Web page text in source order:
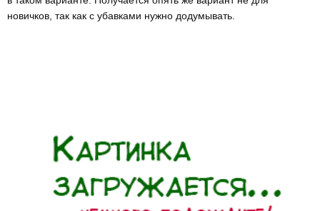
новичков, так как с убавками нужно додумывать.